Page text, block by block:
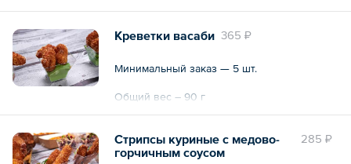
365 ₽
Креветки васаби
Минимальный заказ — 5 шт.
Общий вес – 90 г
285 ₽
Стрипсы куриные с медово-
горчичным соусом